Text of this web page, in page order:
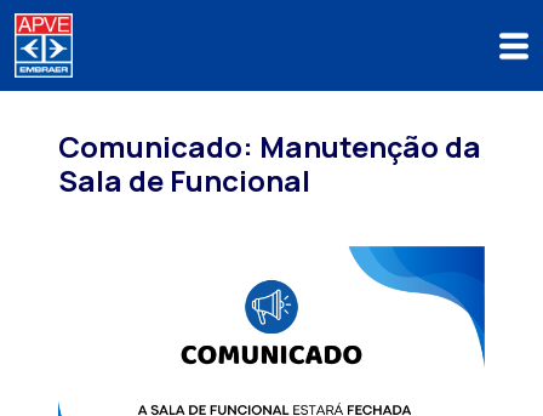
Comunicado: Manutenção da
Sala de Funcional